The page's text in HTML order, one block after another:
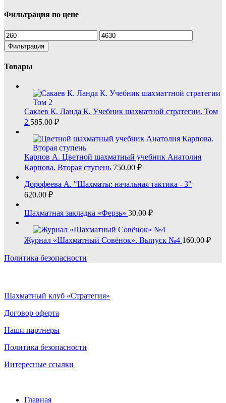
Фильтрация по цене
Минимальная
цена
Максимальная
цена
Фильтрация
Товары
Сакаев К. Ланда К. Учебник шахматной стратегии. Том
2 585.00 ₽
Карпов А. Цветной шахматный учебник Анатолия
Карпова. Вторая ступень 750.00 ₽
Дорофеева А. "Шахматы: начальная тактика - 3"
620.00 ₽
Шахматная закладка «Ферзь» 30.00 ₽
Журнал «Шахматный Совёнок». Выпуск №4 160.00 ₽
Политика безопасности
Шахматный клуб «Стратегия»
Договор оферта
Наши партнеры
Политика безопасности
Интересные ссылки
Главная